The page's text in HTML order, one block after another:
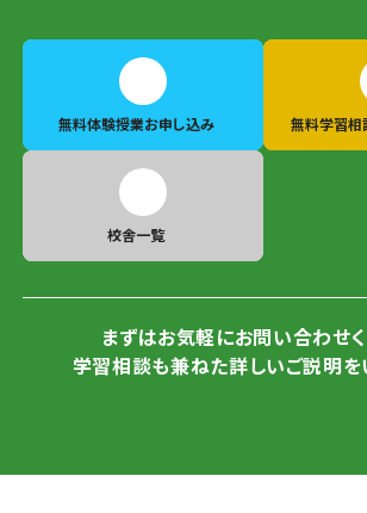
無料体験授業お申し込み 無料学習相
校舎一覧
まずはお気軽にお問い合わせく
学習相談も兼ねた詳しいご説明を